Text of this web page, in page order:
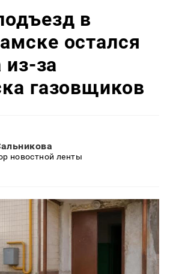
в
остался
из-за
газовщиков
новостной ленты